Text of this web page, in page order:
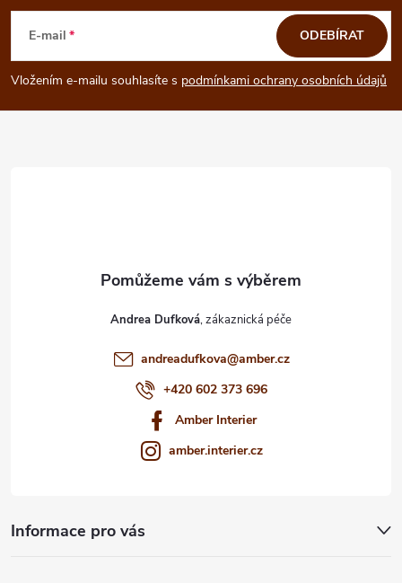
p
a
E-mail
Vložením e-mailu souhlasíte s podmínkami ochrany osobních údajů
ODEBÍRAT
Informace pro vás
Andrea Dufková
andreadufkova@amber.cz
+420 602 373 696
Amber Interier
amber.interier.cz